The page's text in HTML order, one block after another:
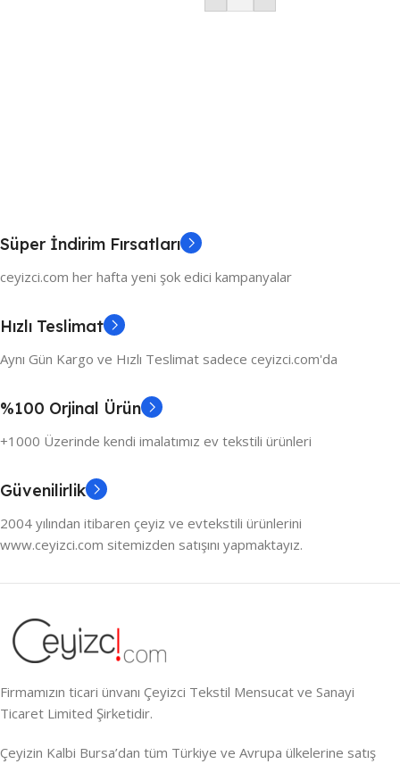
Süper İndirim Fırsatları
ceyizci.com her hafta yeni şok edici kampanyalar
Hızlı Teslimat
Aynı Gün Kargo ve Hızlı Teslimat sadece ceyizci.com'da
%100 Orjinal Ürün
+1000 Üzerinde kendi imalatımız ev tekstili ürünleri
Güvenilirlik
2004 yılından itibaren çeyiz ve evtekstili ürünlerini
www.ceyizci.com sitemizden satışını yapmaktayız.
Firmamızın ticari ünvanı Çeyizci Tekstil Mensucat ve Sanayi
Ticaret Limited Şirketidir.
Çeyizin Kalbi Bursa’dan tüm Türkiye ve Avrupa ülkelerine satış